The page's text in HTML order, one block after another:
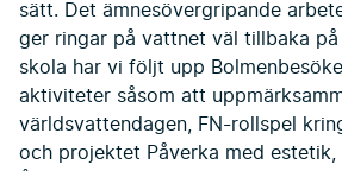
sätt. Det ämnesövergripande
ger ringar på vattnet väl tillbaka på
skola har vi följt upp
aktiviteter såsom att
världsvattendagen, FN-rollspel
och projektet Påverka med estetik,